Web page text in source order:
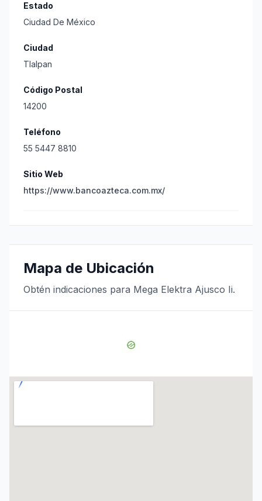
Estado
Ciudad De México
Ciudad
Tlalpan
Código Postal
14200
Teléfono
55 5447 8810
Sitio Web
https://www.bancoazteca.com.mx/
Mapa de Ubicación
Obtén indicaciones para Mega Elektra Ajusco Ii.